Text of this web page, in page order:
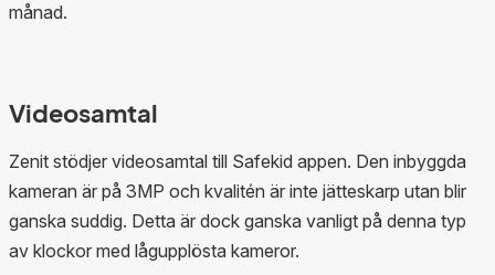
månad.
Videosamtal
Zenit stödjer videosamtal till Safekid appen. Den inbyggda
kameran är på 3MP och kvalitén är inte jätteskarp utan blir
ganska suddig. Detta är dock ganska vanligt på denna typ
av klockor med lågupplösta kameror.